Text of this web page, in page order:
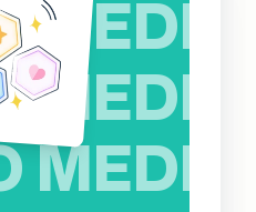
MEDIO
MEDIO
MEDIO